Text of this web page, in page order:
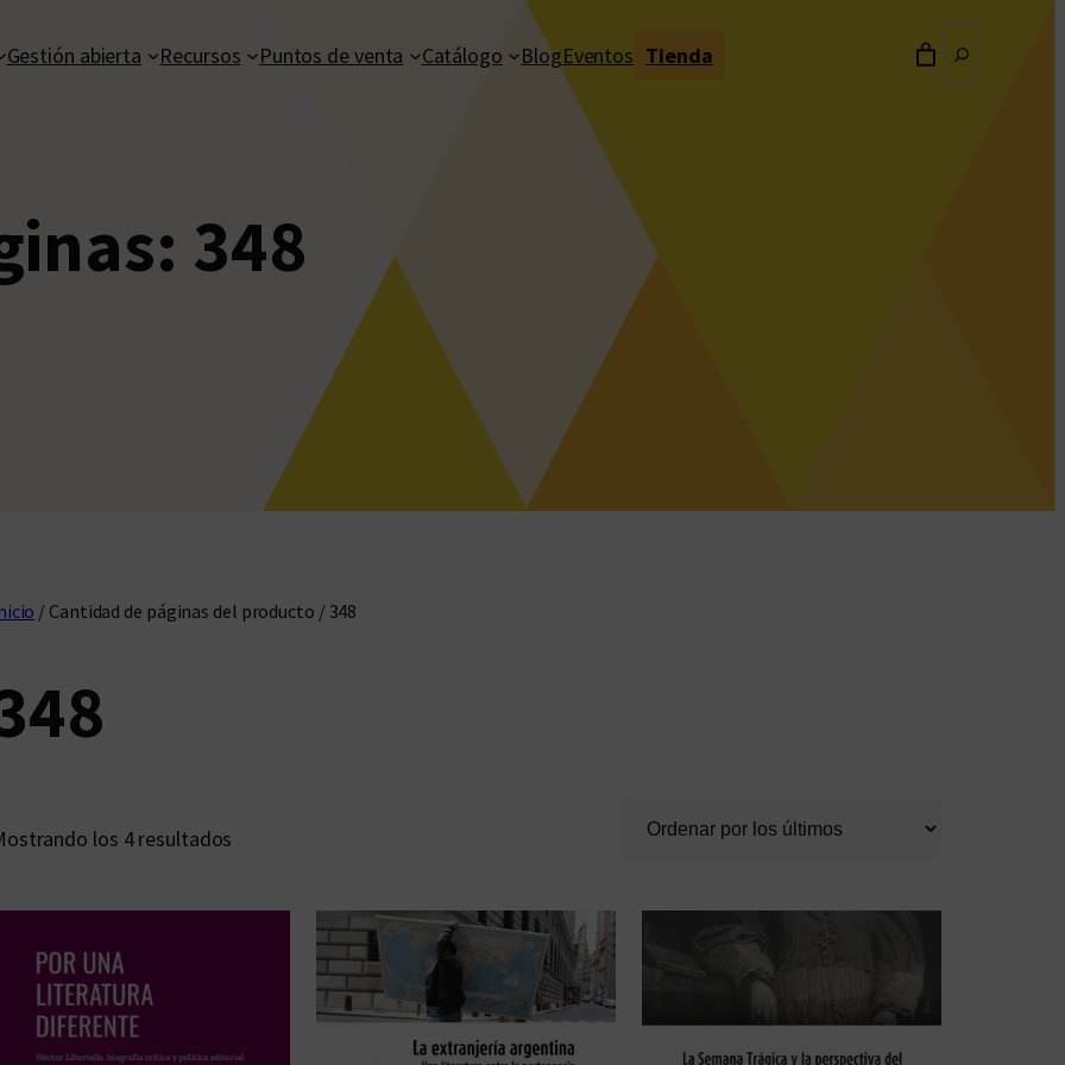
Gestión abierta Recursos Puntos de venta Catálogo BlogEventos Tienda
348
/ Cantidad de páginas del producto / 348
los 4 resultados